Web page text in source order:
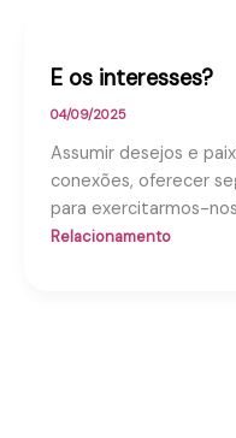
E os interesses?
04/09/2025
Assumir desejos e
conexões, oferecer
para exercitarmos-
Relacionamento